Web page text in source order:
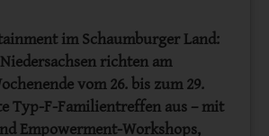
im Schaumburger Land:
richten am
vom 26. bis zum 29.
Typ-F-Familientreffen aus – mit
Empowerment-Workshops,